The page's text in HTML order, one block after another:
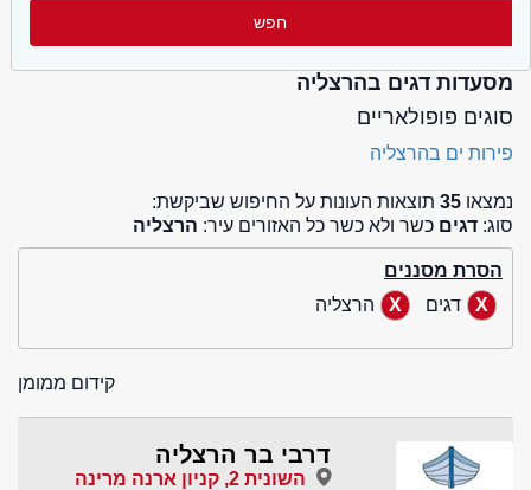
מסעדות דגים בהרצליה
סוגים פופולאריים
פירות ים בהרצליה
נמצאו 35 תוצאות העונות על החיפוש שביקשת:
סוג: דגים כשר ולא כשר כל האזורים עיר: הרצליה
הסרת מסננים
דגים
הרצליה
קידום ממומן
דרבי בר הרצליה
השונית 2, קניון ארנה מרינה